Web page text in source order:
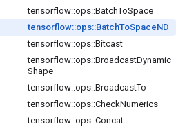
tensorflow::ops::BatchToSpace
tensorflow::ops::BatchToSpaceND
tensorflow::ops::Bitcast
tensorflow::ops::BroadcastDynamic
Shape
tensorflow::ops::BroadcastTo
tensorflow::ops::CheckNumerics
tensorflow::ops::Concat